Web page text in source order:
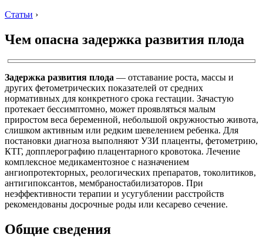
Статьи ›
Чем опасна задержка развития плода
Задержка развития плода — отставание роста, массы и
других фетометрических показателей от средних
нормативных для конкретного срока гестации. Зачастую
протекает бессимптомно, может проявляться малым
приростом веса беременной, небольшой окружностью живота,
слишком активным или редким шевелением ребенка. Для
постановки диагноза выполняют УЗИ плаценты, фетометрию,
КТГ, допплерографию плацентарного кровотока. Лечение
комплексное медикаментозное с назначением
ангиопротекторных, реологических препаратов, токолитиков,
антигипоксантов, мембраностабилизаторов. При
неэффективности терапии и усугублении расстройств
рекомендованы досрочные роды или кесарево сечение.
Общие сведения